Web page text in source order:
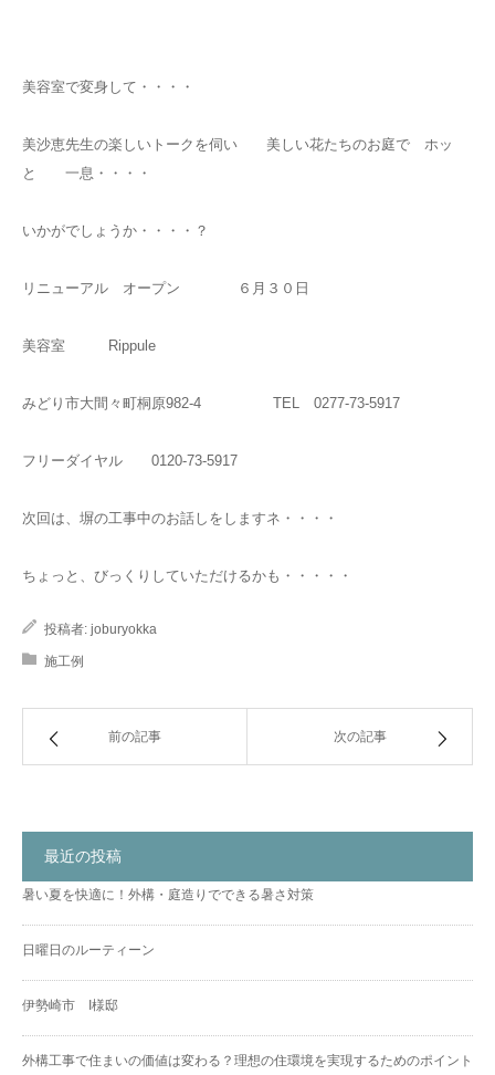
美容室で変身して・・・・
美沙恵先生の楽しいトークを伺い 美しい花たちのお庭で ホッ
と 一息・・・・
いかがでしょうか・・・・？
リニューアル オープン ６月３０日
美容室 Rippule
みどり市大間々町桐原982-4 TEL 0277-73-5917
フリーダイヤル 0120-73-5917
次回は、塀の工事中のお話しをしますネ・・・・
ちょっと、びっくりしていただけるかも・・・・・
投稿者: joburyokka
施工例
前の記事 次の記事
最近の投稿
暑い夏を快適に！外構・庭造りでできる暑さ対策
日曜日のルーティーン
伊勢崎市 I様邸
外構工事で住まいの価値は変わる？理想の住環境を実現するためのポイント